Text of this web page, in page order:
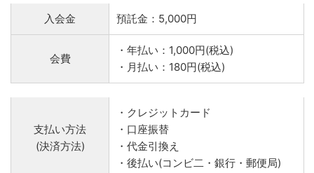
入会金 預託金：5,000円
会費
・年払い：1,000円(税込)
・月払い：180円(税込)
支払い方法
(決済方法)
・クレジットカード
・口座振替
・代金引換え
・後払い(コンビ二・銀行・郵便局)